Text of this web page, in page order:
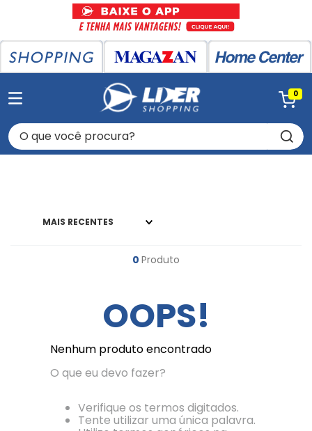
0
O que você procura?
MAIS RECENTES
0 Produto
OOPS!
Nenhum produto encontrado
O que eu devo fazer?
Verifique os termos digitados.
Tente utilizar uma única palavra.